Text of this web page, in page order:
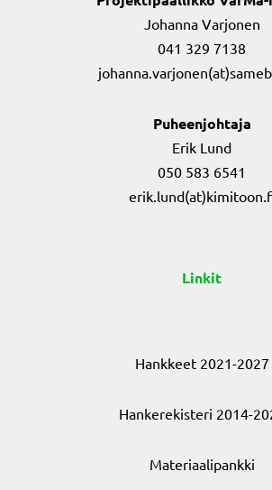
Johanna Varjonen
041 329 7138
Puheenjohtaja
Erik Lund
050 583 6541
Linkit
Hankkeet 2021-2027
Hankerekisteri 2014-
Materiaalipankki